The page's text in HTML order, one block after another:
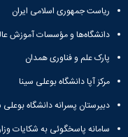
ریاست جمهوری اسلامی ایران
دانشگاه‌ها و مؤسسات آموزش
پارک علم و فناوری همدان
مرکز آپا دانشگاه بوعلی سینا
دبیرستان پسرانه دانشگاه بوعلی
سامانه پاسخگوئی به شکایات